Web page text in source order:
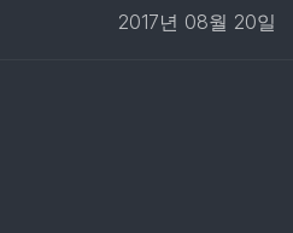
2017년 08월 20일